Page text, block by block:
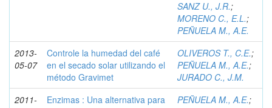
SANZ U., J.R.;
MORENO C., E.L.;
PEÑUELA M., A.E.
2013-
05-07
Controle la humedad del café
en el secado solar utilizando el
método Gravimet
OLIVEROS T., C.E.;
PEÑUELA M., A.E.;
JURADO C., J.M.
2011-
Enzimas : Una alternativa para
PEÑUELA M., A.E.;